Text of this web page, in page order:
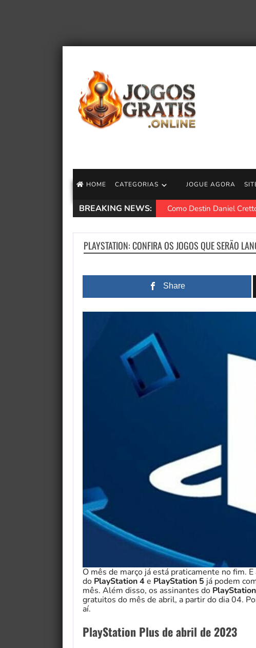
HOME CATEGORIAS JOGUE AGORA
BREAKING NEWS: Como Destin Daniel
PLAYSTATION: CONFIRA OS JOGOS QUE SERÃO
Share
O mês de março já está praticamente no fim.
do PlayStation 4e PlayStation 5 já podem
mês. Além disso, os assinantes do
gratuitos do mês de abril, a partir do dia 04.
aí.
PlayStation Plus de abril de 2023